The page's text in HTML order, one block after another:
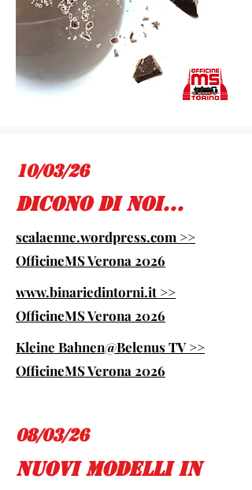
10/03/26
dicono di Noi...
scalaenne.wordpress.com >>
OfficineMS Verona 2026
www.binariedintorni.it >>
OfficineMS Verona 2026
Kleine Bahnen@Belenus TV >>
OfficineMS Verona 2026
08/03/26
nuovi modelli in